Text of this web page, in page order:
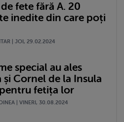
fete fără A. 20
inedite din care poți
| JOI, 29.02.2024
special au ales
și Cornel de la Insula
fetița lor
| VINERI, 30.08.2024